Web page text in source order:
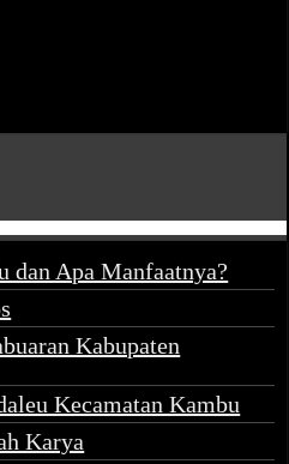
dan Apa Manfaatnya?
Kabupaten
Kecamatan Kambu
Karya